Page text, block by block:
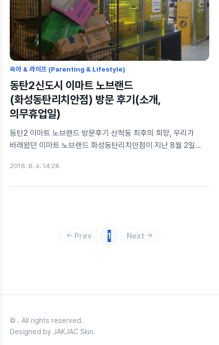
산책을 마치고, 허기가 졌던 우리는 (아침을 바나나 한쪽씩만 먹고
나왔음) 생각난김에 브런치카페에 가보기로 마음을 먹었습니다.
에이탑마트를 찾으니 같은 건물 3층에 브런치 카페가 보..
육아 & 라이프 (Parenting & Lifestyle)
동탄2신도시 이마트 노브랜드
(화성동탄리치안점) 방문 후기(소개,
의무휴업일)
동탄2 이마트 노브랜드 방문후기 산척동 최후의 희망, 우리가
바래왔던 이마트 노브랜드 화성동탄리치안점이 지난 8월 2일
풍산리치안타워 B1(지하)에 위치해있네요 매장입구는 이래요! ■
순이었던 것 같네요. 그 중 10개들이 라면스낵이 값도 싸고 양도
적당해 스테디셀러라는 소문이 들려옵니다. 이게 라면스낵
2018. 8. 6. 14:28
Prev 1 Next
© . All rights reserved.
Designed by JAKJAC Skin.